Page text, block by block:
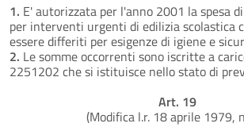
1. E' autorizzata per l'anno 2001 la spesa
per interventi urgenti di edilizia scolastica
essere differiti per esigenze di igiene e
2. Le somme occorrenti sono iscritte a
2251202 che si istituisce nello stato di
Art. 19
(Modifica l.r. 18 aprile 1979,